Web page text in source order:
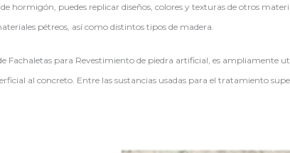
hormigón, puedes replicar diseños, colores y texturas de otros
pétreos, así como distintos tipos de madera.
Fachaletas para Revestimiento de piedra artificial, es ampliamente
al concreto. Entre las sustancias usadas para el tratamiento